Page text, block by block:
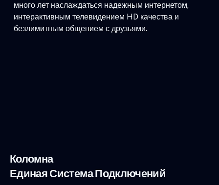
много лет наслаждаться надежным интернетом,
интерактивным телевидением HD качества и
безлимитным общением с друзьями.
Коломна
Единая Система Подключений